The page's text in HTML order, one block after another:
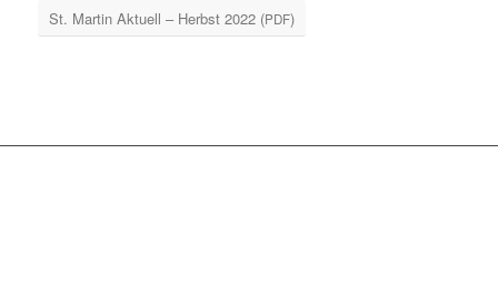
St. Mar­tin Aktu­ell – Herbst 2022 (PDF)